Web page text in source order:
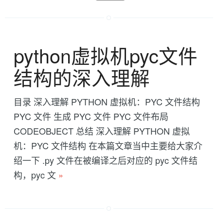
python虚拟机pyc文件
结构的深入理解
目录 深入理解 PYTHON 虚拟机：PYC 文件结构
PYC 文件 生成 PYC 文件 PYC 文件布局
CODEOBJECT 总结 深入理解 PYTHON 虚拟
机：PYC 文件结构 在本篇文章当中主要给大家介
绍一下 .py 文件在被编译之后对应的 pyc 文件结
构，pyc 文 »